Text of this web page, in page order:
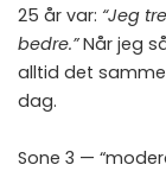
25 år var: “Jeg
bedre.”Når jeg
alltid det
dag.
Sone 3 —